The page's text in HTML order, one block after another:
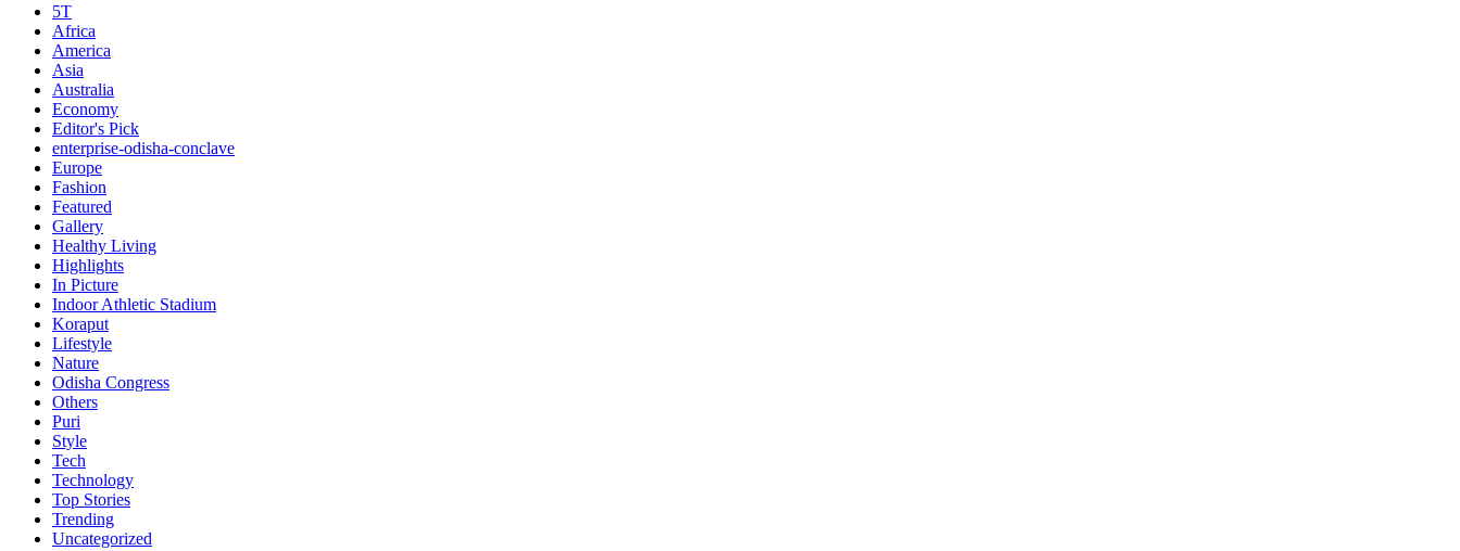
5T
Africa
America
Asia
Australia
Economy
Editor's Pick
enterprise-odisha-conclave
Europe
Fashion
Featured
Gallery
Healthy Living
Highlights
In Picture
Indoor Athletic Stadium
Koraput
Lifestyle
Nature
Odisha Congress
Others
Puri
Style
Tech
Technology
Top Stories
Trending
Uncategorized